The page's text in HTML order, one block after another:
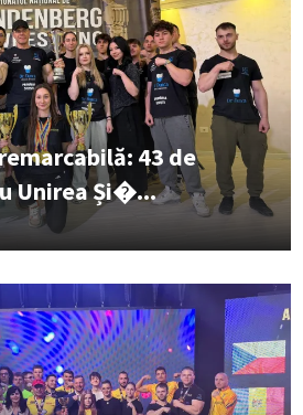
43 de
Unirea Și�...